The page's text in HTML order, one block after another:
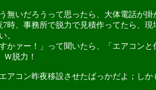
無いだろうって思ったら、大体電話が掛
時、事務所で脱力で見積作ってたら、
。
かァー！」って聞いたら、「エアコンと
Ｗ脱力！
アコン昨夜移設させたばっかだよ；しか